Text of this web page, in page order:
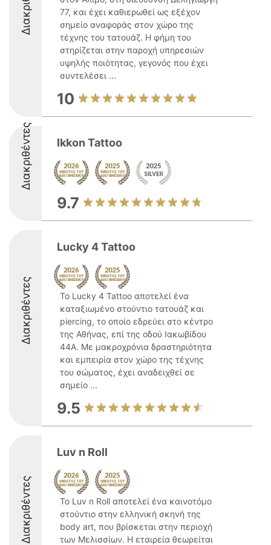
77, και έχει καθιερωθεί ως εξέχον
σημείο αναφοράς στον χώρο της
τέχνης του τατουάζ. Η φήμη του
στηρίζεται στην παροχή υπηρεσιών
υψηλής ποιότητας, γεγονός που έχει
συντελέσει ...
10
Διακριθέντες Ikkon Tattoo
9.7
Διακριθέντες
Lucky 4 Tattoo
Το Lucky 4 Tattoo αποτελεί ένα
καταξιωμένο στούντιο τατουάζ και
piercing, το οποίο εδρεύει στο κέντρο
της Αθήνας, επί της οδού Ιακωβίδου
44Α. Με μακροχρόνια δραστηριότητα
και εμπειρία στον χώρο της τέχνης
του σώματος, έχει αναδειχθεί σε
σημείο ...
9.5
Διακριθέντες
Luv n Roll
Το Luv n Roll αποτελεί ένα καινοτόμο
στούντιο στην ελληνική σκηνή της
body art, που βρίσκεται στην περιοχή
των Μελισσίων. Η εταιρεία θεωρείται